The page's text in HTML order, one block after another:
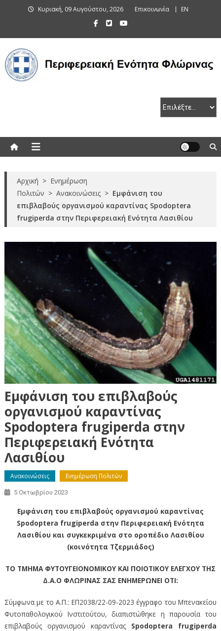
Κυριακή, 09 Αυγούστου, 2026 Επικοινωνία EN
Αρχική > Ενημέρωση
Πολιτών > Ανακοινώσεις > Εμφάνιση του
επιβλαβούς οργανισμού καραντίνας Spodoptera
frugiperda στην Περιφερειακή Ενότητα Λασιθίου
Εμφάνιση του επιβλαβούς
οργανισμού καραντίνας
Spodoptera frugiperda στην
Περιφερειακή Ενότητα
Λασιθίου
Ανακοινώσεις Ενημέρωση Πολιτών
5 Οκτωβρίου 2023
Εμφάνιση του επιβλαβούς οργανισμού καραντίνας
Spodoptera frugiperda στην Περιφερειακή Ενότητα
Λασιθίου και συγκεκριμένα στο οροπέδιο Λασιθίου
(κοινότητα Τζερμιάδος)
ΤΟ ΤΜΗΜΑ ΦΥΤΟΥΓΕΙΟΝΟΜΙΚΟΥ ΚΑΙ ΠΟΙΟΤΙΚΟΥ ΕΛΕΓΧΟΥ ΤΗΣ
Δ.Α.Ο ΦΛΩΡΙΝΑΣ ΣΑΣ ΕΝΗΜΕΡΩΝΕΙ ΟΤΙ:
Σύμφωνα με το Α.Π.: ΕΠ2038/22-09-2023 έγγραφο του Μπενακείου
Φυτοπαθολογικού Ινστιτούτου, διαπιστώθηκε η παρουσία του
επιβλαβούς οργανισμού καραντίνας Spodoptera frugiperda